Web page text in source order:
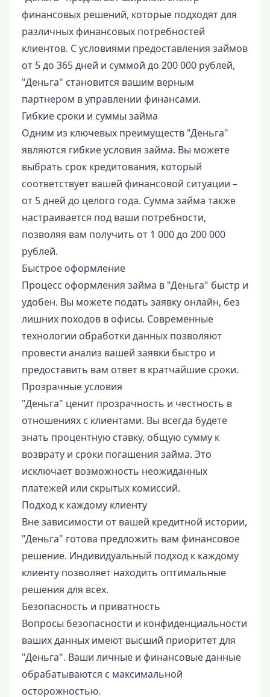
финансовых решений, которые подходят для
различных финансовых потребностей
клиентов. С условиями предоставления займов
от 5 до 365 дней и суммой до 200 000 рублей,
"Деньга" становится вашим верным
партнером в управлении финансами.
Гибкие сроки и суммы займа
Одним из ключевых преимуществ "Деньга"
являются гибкие условия займа. Вы можете
выбрать срок кредитования, который
соответствует вашей финансовой ситуации –
от 5 дней до целого года. Сумма займа также
настраивается под ваши потребности,
позволяя вам получить от 1 000 до 200 000
рублей.
Быстрое оформление
Процесс оформления займа в "Деньга" быстр и
удобен. Вы можете подать заявку онлайн, без
лишних походов в офисы. Современные
технологии обработки данных позволяют
провести анализ вашей заявки быстро и
предоставить вам ответ в кратчайшие сроки.
Прозрачные условия
"Деньга" ценит прозрачность и честность в
отношениях с клиентами. Вы всегда будете
знать процентную ставку, общую сумму к
возврату и сроки погашения займа. Это
исключает возможность неожиданных
платежей или скрытых комиссий.
Подход к каждому клиенту
Вне зависимости от вашей кредитной истории,
"Деньга" готова предложить вам финансовое
решение. Индивидуальный подход к каждому
клиенту позволяет находить оптимальные
решения для всех.
Безопасность и приватность
Вопросы безопасности и конфиденциальности
ваших данных имеют высший приоритет для
"Деньга". Ваши личные и финансовые данные
обрабатываются с максимальной
осторожностью.